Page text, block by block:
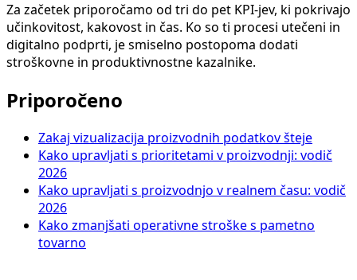
Za začetek priporočamo od tri do pet KPI-jev, ki pokrivajo
učinkovitost, kakovost in čas. Ko so ti procesi utečeni in
digitalno podprti, je smiselno postopoma dodati
stroškovne in produktivnostne kazalnike.
Priporočeno
Zakaj vizualizacija proizvodnih podatkov šteje
Kako upravljati s prioritetami v proizvodnji: vodič
2026
Kako upravljati s proizvodnjo v realnem času: vodič
2026
Kako zmanjšati operativne stroške s pametno
tovarno